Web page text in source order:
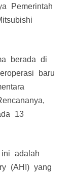
Pemerintah
berada di
baru
13
adalah
(AHI) yang